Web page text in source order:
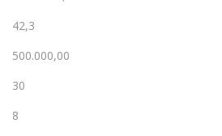
42,3
500.000,00
30
8